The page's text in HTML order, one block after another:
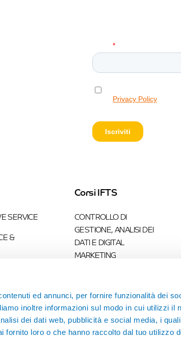
ed annunci, per fornire funzionalità dei
inoltre informazioni sul modo in cui utilizzi il
dei dati web, pubblicità e social media, i
fornito loro o che hanno raccolto dal tuo utilizzo
SERVICE
&
Corsi IFTS
CONTROLLO DI
GESTIONE, ANALISI DEI
DATI E DIGITAL
MARKETING